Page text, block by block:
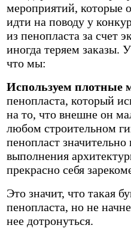
мероприятий, которые
идти на поводу у
из пенопласта за счет
иногда теряем заказы.
что мы:
Используем плотные
пенопласта, который
на то, что внешне он
любом строительном
пенопласт значительно
выполнения
прекрасно себя
Это значит, что такая
пенопласта, но не
нее дотронуться.